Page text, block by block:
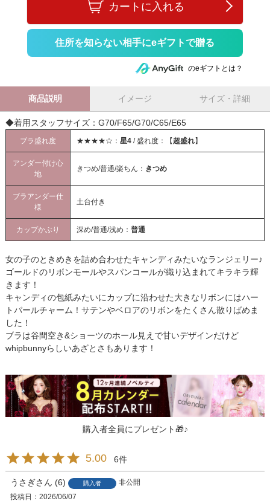
カートに入れる
住所を知らない相手にeギフトで贈る
のeギフトとは？
商品説明 イメージ サイズ・詳細
◆着用スタッフサイズ：G70/F65/G70/C65/E65
ブラ盛れ度 ★★★★☆： 星4/ 盛れ度：【超盛れ】
アンダー付け心
地
きつめ/普通/楽ちん： きつめ
ブラアンダー仕
様
土台付き
カップかぶり 深め/普通/浅め： 普通
女の子のときめきを詰め合わせたキャンディみたいなランジェリー♪
ゴールドのリボンモールやスパンコールが織り込まれてキラキラ輝
きます！
キャンディの包紙みたいにカップに沿わせた大きなリボンにはハー
トパールチャーム！サテンやベロアのリボンをたくさん散りばめま
した！
ブラは谷間空き&ショーツのホール見えで甘いデザインだけど
whipbunnyらしいあざとさもあります！
購入者全員にプレゼント🎁♪
5.00 6
うさぎ 6 購入者
非公開
投稿日
2026/06/07